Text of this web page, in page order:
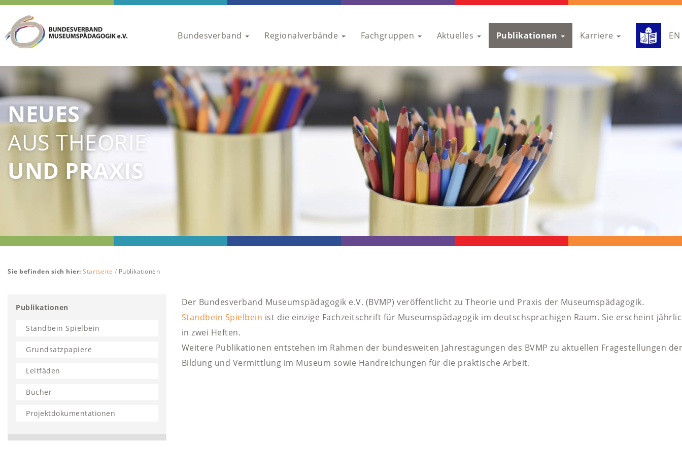
EN
Bundesverband Regionalverbände Fachgruppen Aktuelles Publikationen Karriere
NEUES
AUS THEORIE
UND PRAXIS
Sie befinden sich hier: Startseite / Publikationen
Publikationen
Standbein Spielbein
Grundsatzpapiere
Leitfäden
Bücher
Projektdokumentationen
Der Bundesverband Museumspädagogik e.V. (BVMP) veröffentlicht zu Theorie und Praxis der Museumspädagogik.
Standbein Spielbein ist die einzige Fachzeitschrift für Museumspädagogik im deutschsprachigen Raum. Sie erscheint
in zwei Heften.
Weitere Publikationen entstehen im Rahmen der bundesweiten Jahrestagungen des BVMP zu aktuellen Fragestellungen der
Bildung und Vermittlung im Museum sowie Handreichungen für die praktische Arbeit.